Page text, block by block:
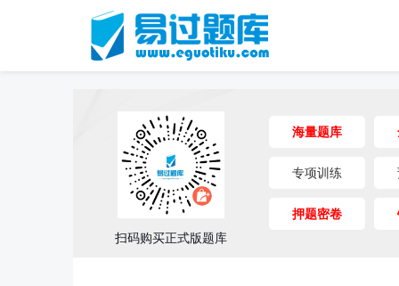
扫码购买正式版题库
海量题库
专项训练
押题密卷